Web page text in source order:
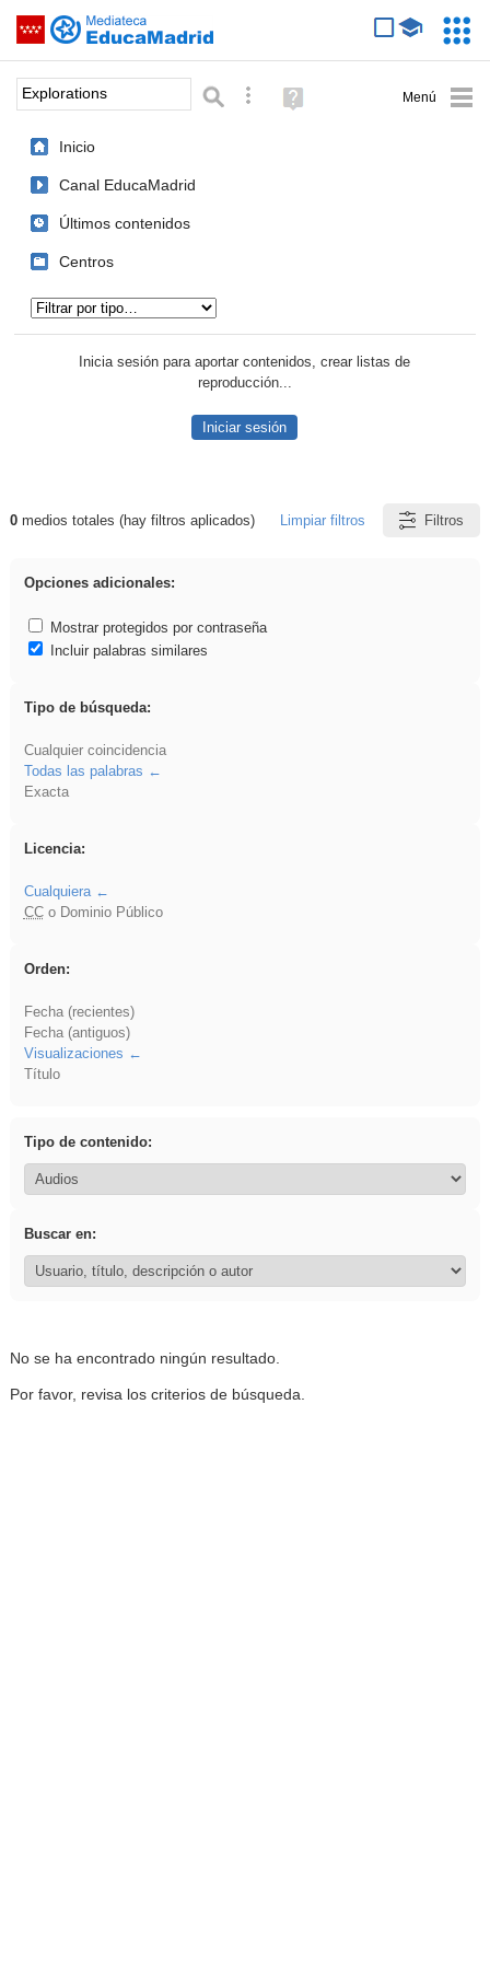
Saltar navegación
Palabra o frase: Búsqueda avanzada
Ayuda
(en
Inicio
Canal EducaMadrid
Últimos contenidos
Centros
Inicia sesión para aportar contenidos, crear listas de
reproducción...
Iniciar sesión
Resultados de: Explorations
0medios totales (hay filtros aplicados) Limpiar filtros Filtros
Opciones adicionales:
Mostrar protegidos por contraseña
Incluir palabras similares
Tipo de búsqueda:
Cualquier coincidencia
Todas las palabras
Exacta
Licencia:
Cualquiera
CCo Dominio Público
Orden:
Fecha (recientes)
Fecha (antiguos)
Visualizaciones
Título
Tipo de contenido:
Buscar en:
No se ha encontrado ningún resultado.
Por favor, revisa los criterios de búsqueda.